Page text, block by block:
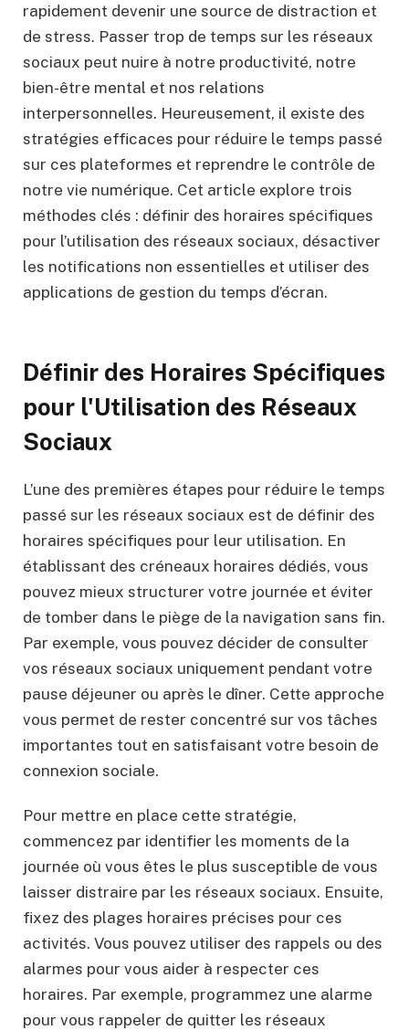
rapidement devenir une source de distraction et
de stress. Passer trop de temps sur les réseaux
sociaux peut nuire à notre productivité, notre
bien-être mental et nos relations
interpersonnelles. Heureusement, il existe des
stratégies efficaces pour réduire le temps passé
sur ces plateformes et reprendre le contrôle de
notre vie numérique. Cet article explore trois
méthodes clés : définir des horaires spécifiques
pour l’utilisation des réseaux sociaux, désactiver
les notifications non essentielles et utiliser des
applications de gestion du temps d’écran.
Définir des Horaires Spécifiques
pour l'Utilisation des Réseaux
Sociaux
L’une des premières étapes pour réduire le temps
passé sur les réseaux sociaux est de définir des
horaires spécifiques pour leur utilisation. En
établissant des créneaux horaires dédiés, vous
pouvez mieux structurer votre journée et éviter
de tomber dans le piège de la navigation sans fin.
Par exemple, vous pouvez décider de consulter
vos réseaux sociaux uniquement pendant votre
pause déjeuner ou après le dîner. Cette approche
vous permet de rester concentré sur vos tâches
importantes tout en satisfaisant votre besoin de
connexion sociale.
Pour mettre en place cette stratégie,
commencez par identifier les moments de la
journée où vous êtes le plus susceptible de vous
laisser distraire par les réseaux sociaux. Ensuite,
fixez des plages horaires précises pour ces
activités. Vous pouvez utiliser des rappels ou des
alarmes pour vous aider à respecter ces
horaires. Par exemple, programmez une alarme
pour vous rappeler de quitter les réseaux